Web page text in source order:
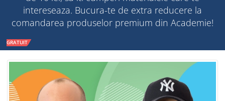
intereseaza. Bucura-te de extra reducere la
comandarea produselor premium din Academie!
GRATUIT